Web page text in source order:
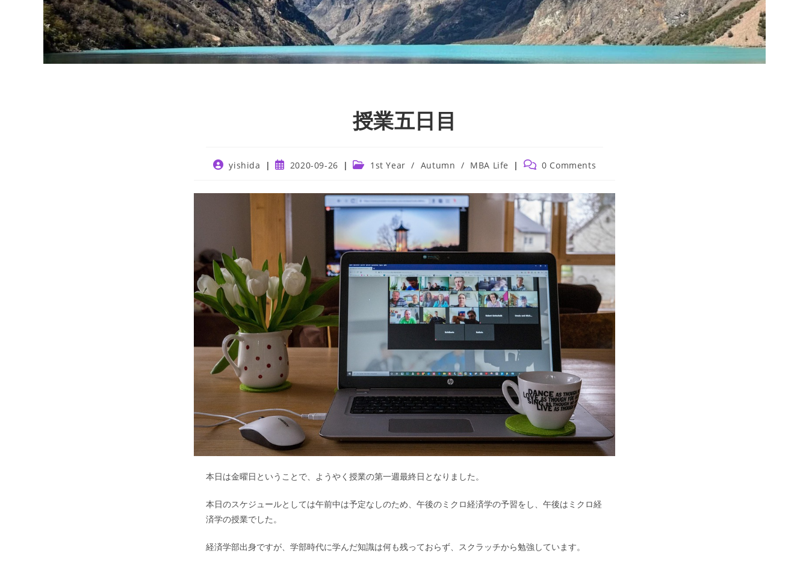
授業五日目
Postyishida
Post2020-09-26
Post 1st Year / Autumn / MBA Life
Post 0 Comments
本日は金曜日ということで、ようやく授業の第一週最終日となりました。
本日のスケジュールとしては午前中は予定なしのため、午後のミクロ経済学の予習をし、午後はミクロ経
済学の授業でした。
経済学部出身ですが、学部時代に学んだ知識は何も残っておらず、スクラッチから勉強しています。